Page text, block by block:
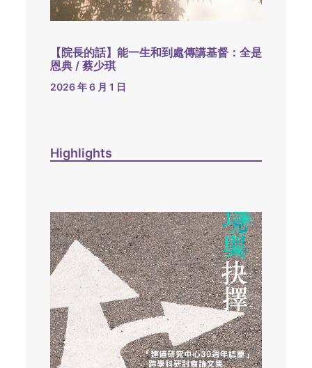
【院長的話】能一生和到處傳講基督：全是
恩典 / 蔡少琪
2026 年 6 月 1 日
Highlights